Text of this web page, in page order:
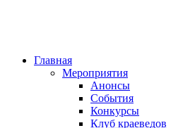
Главная
Мероприятия
Анонсы
События
Конкурсы
Клуб краеведов